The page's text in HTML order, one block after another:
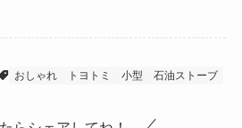
おしゃれ トヨトミ 小型 石油ストーブ